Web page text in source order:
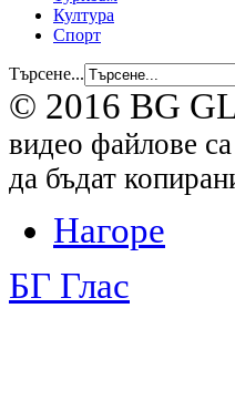
Култура
Спорт
Търсене...
© 2016 BG
видео файлове
да бъдат
Нагоре
БГ Глас